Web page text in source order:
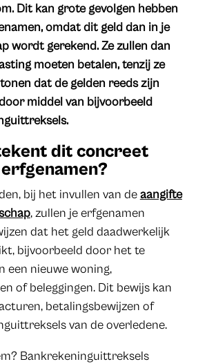
Dit kan grote gevolgen hebben
omdat dit geld dan in je
wordt gerekend. Ze zullen dan
moeten betalen, tenzij ze
dat de gelden reeds zijn
middel van bijvoorbeeld
dit concreet
bij het invullen van deaangifte
, zullen je erfgenamen
dat het geld daadwerkelijk
bijvoorbeeld door het te
een nieuwe woning,
of beleggingen. Dit bewijs kan
betalingsbewijzen of
van de overledene.
Bankrekeninguittreksels